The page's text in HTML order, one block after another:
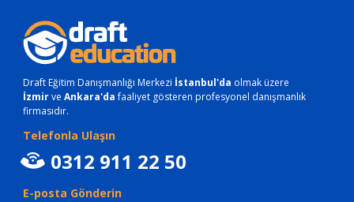
Draft Eğitim Danışmanlığı Merkezi İstanbul'da olmak üzere
İzmirve Ankara'dafaaliyet gösteren profesyonel danışmanlık
firmasıdır.
Telefonla Ulaşın
0312 911 22 50
E-posta Gönderin